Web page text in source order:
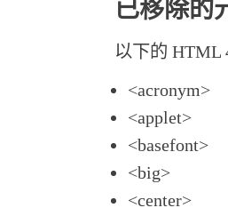
已移除的
以下的 HTML
<acronym>
<applet>
<basefont>
<big>
<center>